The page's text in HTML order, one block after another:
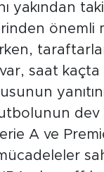
yakından
önemli
saat kaçta
dev
A ve